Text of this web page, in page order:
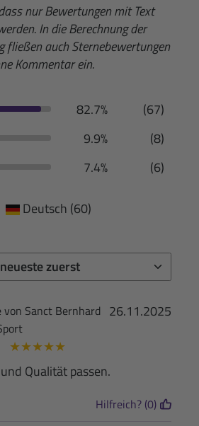
nur Bewertungen mit Text
In die Berechnung der
fließen auch Sternebewertungen
Kommentar ein.
82.7%
(67)
9.9%
(8)
7.4% (6)
Deutsch (60)
26.11.2025
von Sanct Bernhard
★★★★★
Qualität passen.
Hilfreich? (0)